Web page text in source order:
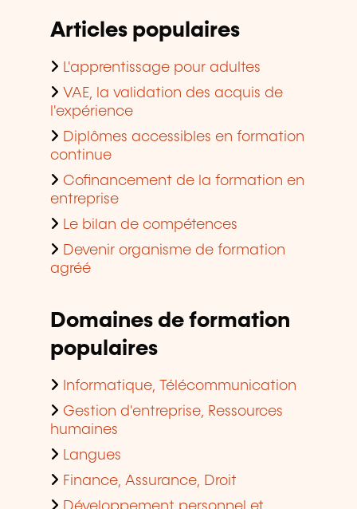
Articles populaires
L'apprentissage pour adultes
VAE, la validation des acquis de
l'expérience
Diplômes accessibles en formation
continue
Cofinancement de la formation en
entreprise
Le bilan de compétences
Devenir organisme de formation
agréé
Domaines de formation
populaires
Informatique, Télécommunication
Gestion d'entreprise, Ressources
humaines
Langues
Finance, Assurance, Droit